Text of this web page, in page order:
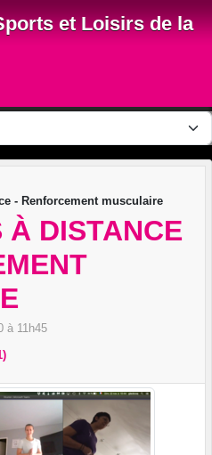
et Loisirs de la
- Renforcement musculaire
À DISTANCE
à 11h45